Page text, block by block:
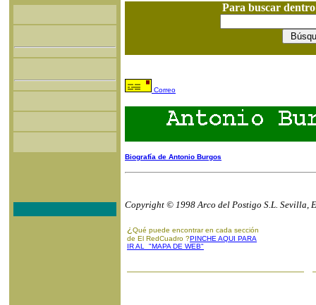
Para buscar
Correo
Biografía de Antonio Burgos
Copyright © 1998 Arco del Postigo S.L. Sevilla,
¿ Qué puede encontrar en cada sección
de El RedCuadro ?PINCHE AQUI PARA
IR AL "MAPA DE WEB"